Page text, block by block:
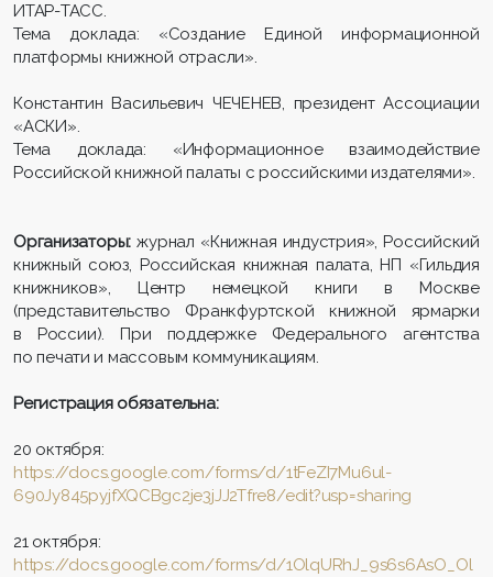
ИТАР-ТАСС.
Тема доклада: «Создание Единой информационной
платформы книжной отрасли».
Константин Васильевич ЧЕЧЕНЕВ, президент Ассоциации
«АСКИ».
Тема доклада: «Информационное взаимодействие
Российской книжной палаты с российскими издателями».
Организаторы: журнал «Книжная индустрия», Российский
книжный союз, Российская книжная палата, НП «Гильдия
книжников», Центр немецкой книги в Москве
(представительство Франкфуртской книжной ярмарки
в России). При поддержке Федерального агентства
по печати и массовым коммуникациям.
Регистрация обязательна:
20 октября:
https://docs.google.com/forms/d/1tFeZI7Mu6ul-
690Jy845pyjfXQCBgc2je3jJJ2Tfre8/edit?usp=sharing
21 октября:
https://docs.google.com/forms/d/1OlqURhJ_9s6s6AsO_Ol